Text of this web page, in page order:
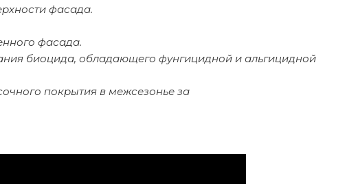
фасада.
фасада.
биоцида, обладающего фунгицидной и альгицидной
покрытия в межсезонье за